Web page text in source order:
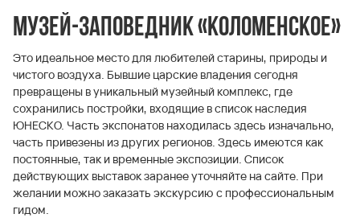
Музей-заповедник «Коломенское»
Это идеальное место для любителей старины, природы и
чистого воздуха. Бывшие царские владения сегодня
превращены в уникальный музейный комплекс, где
сохранились постройки, входящие в список наследия
ЮНЕСКО. Часть экспонатов находилась здесь изначально,
часть привезены из других регионов. Здесь имеются как
постоянные, так и временные экспозиции. Список
действующих выставок заранее уточняйте на сайте. При
желании можно заказать экскурсию с профессиональным
гидом.